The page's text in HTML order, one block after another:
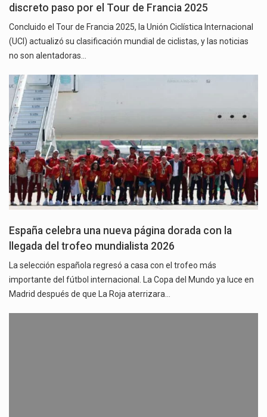
discreto paso por el Tour de Francia 2025
Concluido el Tour de Francia 2025, la Unión Ciclística Internacional
(UCI) actualizó su clasificación mundial de ciclistas, y las noticias
no son alentadoras…
España celebra una nueva página dorada con la
llegada del trofeo mundialista 2026
La selección española regresó a casa con el trofeo más
importante del fútbol internacional. La Copa del Mundo ya luce en
Madrid después de que La Roja aterrizara…